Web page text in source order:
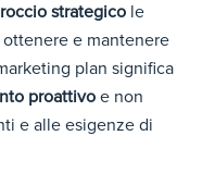
strategico le
e mantenere
plan significa
proattivo e non
e alle esigenze di